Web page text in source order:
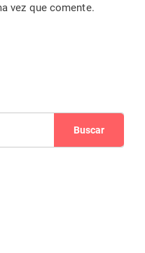
vez que comente.